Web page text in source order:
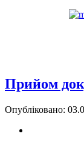
Прийом
Опубліковано: